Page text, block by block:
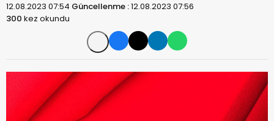
12.08.2023 07:54 Güncellenme :12.08.2023 07:56
300 kez okundu